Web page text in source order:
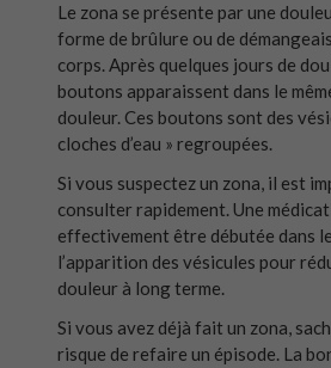
Le zona se présente par une
forme de brûlure ou de
corps. Après quelques jours de
boutons apparaissent dans le
douleur. Ces boutons sont des
cloches d’eau » regroupées.
Si vous suspectez un zona, il est
consulter rapidement. Une
effectivement être débutée dans
l’apparition des vésicules pour
douleur à long terme.
Si vous avez déjà fait un zona,
risque de refaire un épisode. La